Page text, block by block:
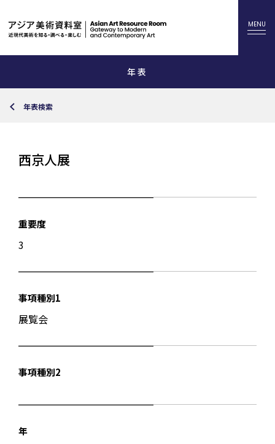
年表
年表検索
西京人展
重要度
3
事項種別1
展覧会
事項種別2
年